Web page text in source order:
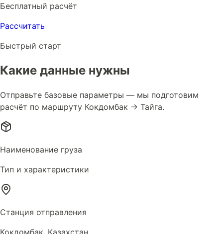
Бесплатный расчёт
Рассчитать
Быстрый старт
Какие данные нужны
Отправьте базовые параметры — мы подготовим
расчёт по маршруту Кокдомбак → Тайга.
Наименование груза
Тип и характеристики
Станция отправления